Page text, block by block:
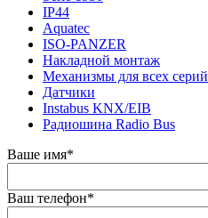
IP44
Aquatec
ISO-PANZER
Накладной монтаж
Механизмы для всех серий
Датчики
Instabus KNX/EIB
Радиошина Radio Bus
Ваше имя*
Ваш телефон*